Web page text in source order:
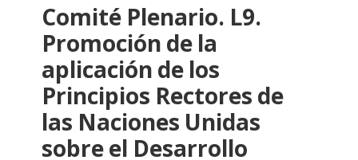
Comité Plenario. L9.
Promoción de la
aplicación de los
Principios Rectores de
las Naciones Unidas
sobre el Desarrollo